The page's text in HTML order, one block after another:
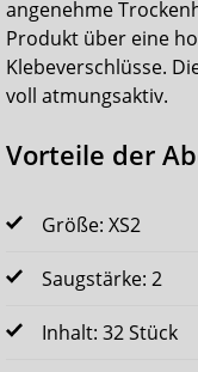
angenehme
Produkt über eine
Klebeverschlüsse.
voll atmungsaktiv.
Vorteile der
Größe: XS2
Saugstärke: 2
Inhalt: 32 Stück